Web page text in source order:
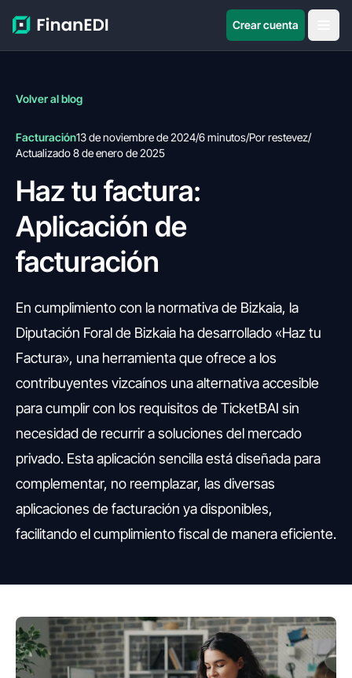
Crear cuenta
Volver al blog
Facturación13 de noviembre de 2024/6 minutos/Por restevez/
Actualizado 8 de enero de 2025
Haz tu factura:
Aplicación de
facturación
En cumplimiento con la normativa de Bizkaia, la
Diputación Foral de Bizkaia ha desarrollado «Haz tu
Factura», una herramienta que ofrece a los
contribuyentes vizcaínos una alternativa accesible
para cumplir con los requisitos de TicketBAI sin
necesidad de recurrir a soluciones del mercado
privado. Esta aplicación sencilla está diseñada para
complementar, no reemplazar, las diversas
aplicaciones de facturación ya disponibles,
facilitando el cumplimiento fiscal de manera eficiente.